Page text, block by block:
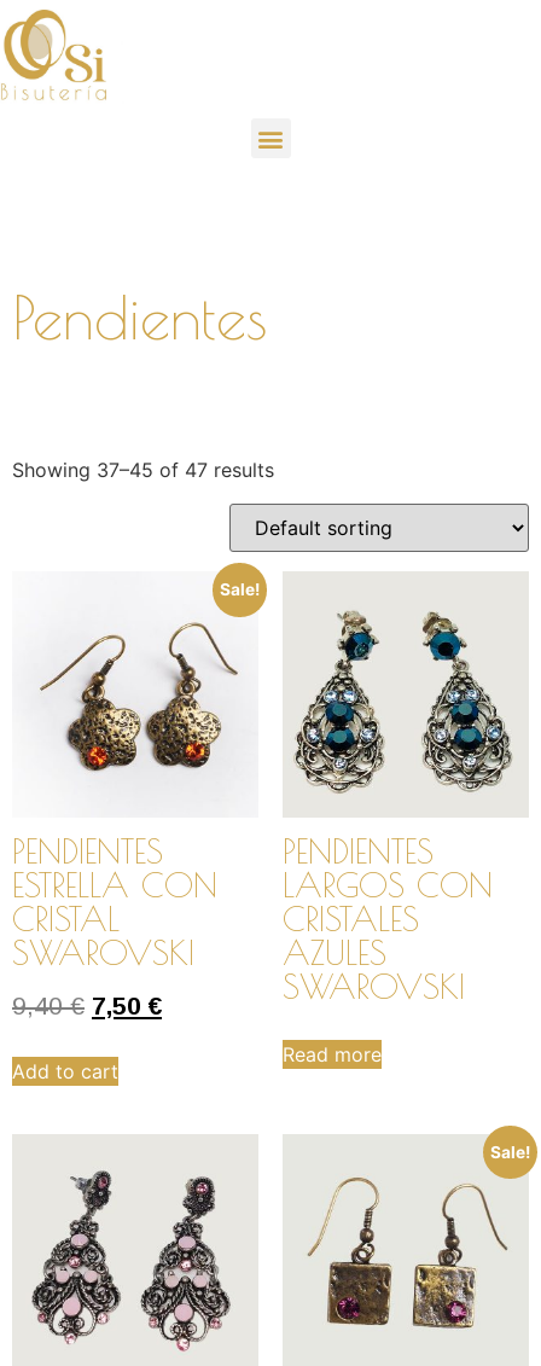
Pendientes
Showing 37–45 of 47 results
Sale!
PENDIENTES
ESTRELLA CON
CRISTAL
SWAROVSKI
9,40€ 7,50 €
Add to cart
PENDIENTES
LARGOS CON
CRISTALES
AZULES
SWAROVSKI
Read more
Sale!